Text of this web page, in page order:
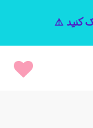
کنید ⚠️